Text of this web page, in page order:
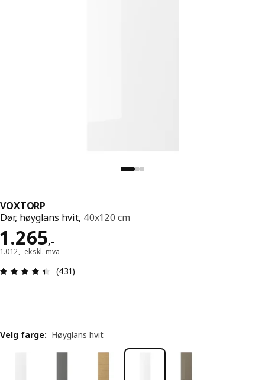
VOXTORP
Dør, høyglans hvit, 40x120 cm
1.265,-
Pris 1265,-
1.012,- ekskl. mva
Produktomtale: 4.4 ingen kundevurdering 5
(431)
Velg farge: Høyglans hvit